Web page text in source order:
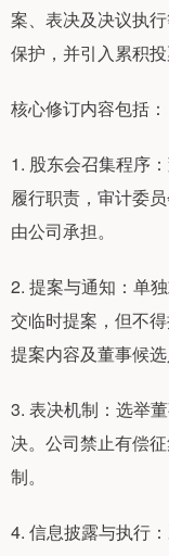
案、表决及决议执
保护，并引入累积投
核心修订内容包括：
1. 股东会召集程序
履行职责，审计委
由公司承担。
2. 提案与通知：单
交临时提案，但不
提案内容及董事候选
3. 表决机制：选举
决。公司禁止有偿
制。
4. 信息披露与执行